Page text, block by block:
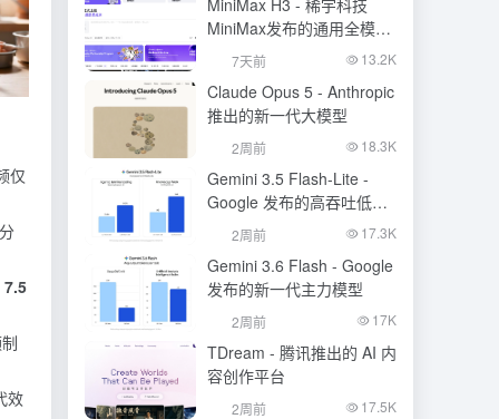
仅
7.5
效
MiniMax H3 - 稀宇科技
MiniMax发布的通用全模态
生成模型
7天前 13.2K
Claude Opus 5 - Anthropic
推出的新一代大模型
2周前 18.3K
Gemini 3.5 Flash-Lite -
Google 发布的高吞吐低成
本模型
2周前 17.3K
Gemini 3.6 Flash - Google
发布的新一代主力模型
2周前 17K
TDream - 腾讯推出的 AI 内
容创作平台
2周前 17.5K